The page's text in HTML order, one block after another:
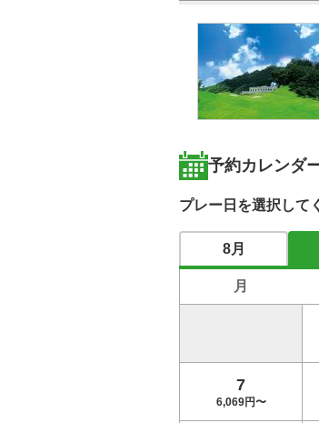
予約カレンダ
プレー日を選択して
8月
月
7
6,069円〜